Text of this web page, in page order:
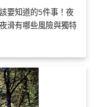
要知道的5件事！夜
滑有哪些風險與獨特